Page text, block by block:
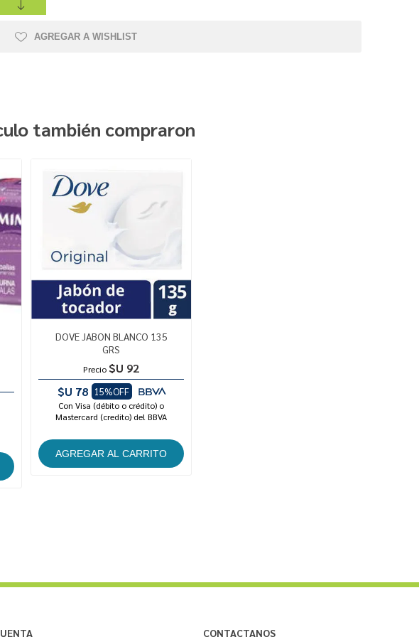
AGREGAR A WISHLIST
también compraron
DOVE JABON BLANCO 135
GRS
Precio $U 92
$U 78 15%OFF
Con Visa (débito o crédito) o
Mastercard (credito) del BBVA
CONTACTANOS